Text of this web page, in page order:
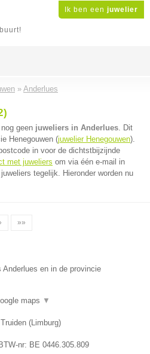
Ik ben een juwelier
» Anderlues
geen juweliers in Anderlues. Dit
Henegouwen (juwelier Henegouwen).
in voor de dichtstbijzijnde
met juweliers om via één e-mail in
tegelijk. Hieronder worden nu
»»
en in de provincie
maps ▼
(Limburg)
nr: BE 0446.305.809